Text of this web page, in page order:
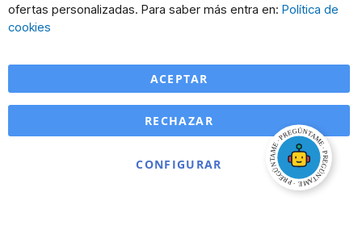
ofertas personalizadas. Para saber más entra en: Política de
cookies
ACEPTAR
CONFIGURAR
RECHAZAR